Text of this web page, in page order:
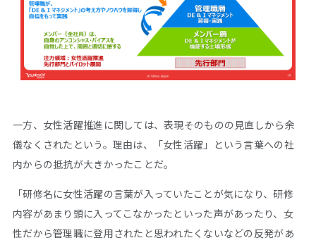
一方、女性活躍推進に関しては、表現そのものの見直しから余
儀なくされたという。理由は、「女性活躍」という言葉への社
内からの抵抗が大きかったことだ。
「研修名に女性活躍の言葉が入っていたことが気になり、研修
内容があまり頭に入ってこなかったといった声があったり、女
性だから管理職に登用されたと思われたくないなどの反発があ